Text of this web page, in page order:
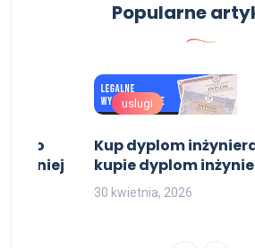
Popularne
średniej
uslugi
Kup dyplom
kupie dyplom
30 kwietnia, 2026